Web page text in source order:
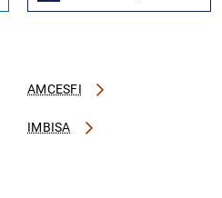
AMCESFI
IMBISA